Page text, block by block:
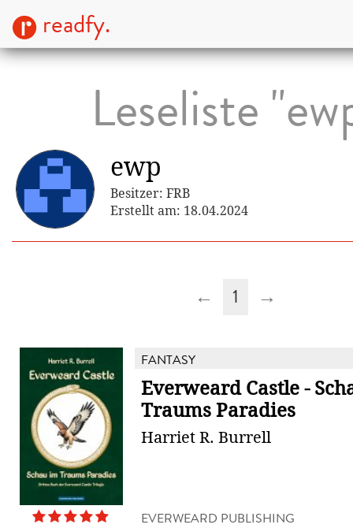
readfy.
Leseliste
ewp
Besitzer: FRB
Erstellt am: 18.04.2024
← 1 →
FANTASY
Everweard Castle -
Traums Paradies
Harriet R. Burrell
EVERWEARD PUBLISHING